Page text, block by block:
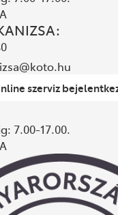
szerviz
7.00-17.00.